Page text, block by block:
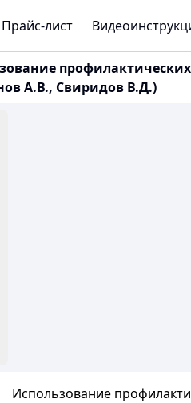
Прайс-лист
А.В., Свиридов В.Д.)
Использование